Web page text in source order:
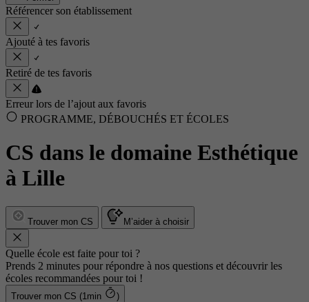
Référencer son établissement
Ajouté à tes favoris
Retiré de tes favoris
Erreur lors de l’ajout aux favoris
PROGRAMME, DÉBOUCHÉS ET ÉCOLES
CS dans le domaine Esthétique
à Lille
Trouver mon CS M’aider à choisir
Quelle école est faite pour toi ?
Prends 2 minutes pour répondre à nos questions et découvrir les
écoles recommandées pour toi !
Trouver mon CS (1min )